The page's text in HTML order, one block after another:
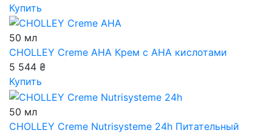
Купить
50 мл
CHOLLEY Creme AHA Крем с АНА кислотами
5 544 ₴
Купить
50 мл
CHOLLEY Creme Nutrisysteme 24h Питательный